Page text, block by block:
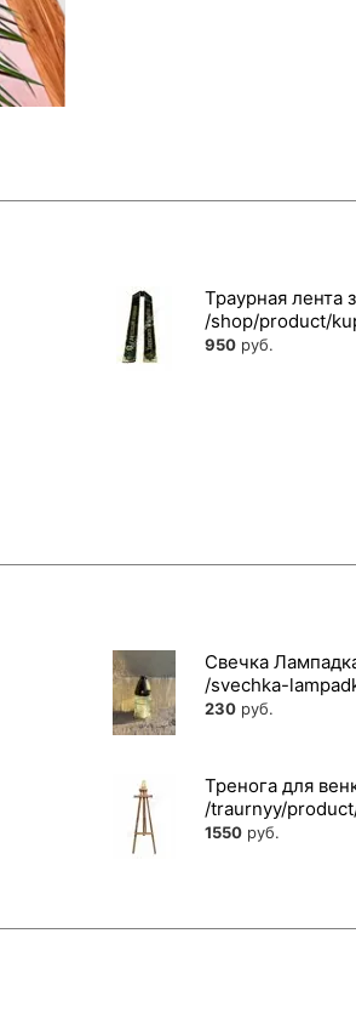
Траурная лента
950руб.
Свечка
230руб.
Тренога для
1550руб.